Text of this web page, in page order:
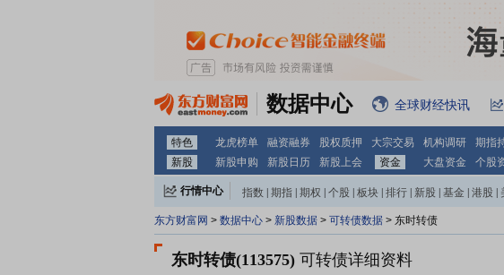
数据中心 全球财经快讯
特色 龙虎榜单 融资融券 股权质押 大宗交易 机构调研 期指
新股
新股申购 新股日历 新股上会 资金 大盘资金 个股
行情中心 指数 期指 期权 个股 板块 排行 新股 基金 港股
东方财富网 > 数据中心 > 新股数据 > 可转债数据 > 东时转债
东时转债(113575) 可转债详细资料